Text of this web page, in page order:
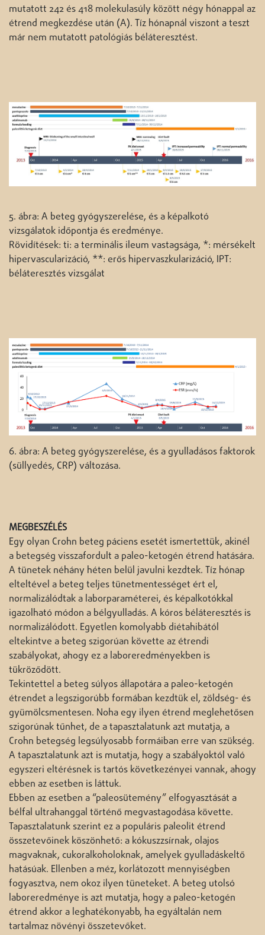
mutatott 242 és 418 molekulasúly között négy hónappal az
étrend megkezdése után (A). Tíz hónapnál viszont a teszt
már nem mutatott patológiás béláteresztést.
5. ábra: A beteg gyógyszerelése, és a képalkotó
vizsgálatok időpontja és eredménye.
Rövidítések: ti: a terminális ileum vastagsága, *: mérsékelt
hipervascularizáció, **: erős hipervaszkularizáció, IPT:
béláteresztés vizsgálat
6. ábra: A beteg gyógyszerelése, és a gyulladásos faktorok
(süllyedés, CRP) változása.
MEGBESZÉLÉS
Egy olyan Crohn beteg páciens esetét ismertettük, akinél
a betegség visszafordult a paleo-ketogén étrend hatására.
A tünetek néhány héten belül javulni kezdtek. Tíz hónap
elteltével a beteg teljes tünetmentességet ért el,
normalizálódtak a laborparaméterei, és képalkotókkal
igazolható módon a bélgyulladás. A kóros béláteresztés is
normalizálódott. Egyetlen komolyabb diétahibától
eltekintve a beteg szigorúan követte az étrendi
szabályokat, ahogy ez a laboreredményekben is
tükröződött.
Tekintettel a beteg súlyos állapotára a paleo-ketogén
étrendet a legszigorúbb formában kezdtük el, zöldség- és
gyümölcsmentesen. Noha egy ilyen étrend meglehetősen
szigorúnak tűnhet, de a tapasztalatunk azt mutatja, a
Crohn betegség legsúlyosabb formáiban erre van szükség.
A tapasztalatunk azt is mutatja, hogy a szabályoktól való
egyszeri eltérésnek is tartós következényei vannak, ahogy
ebben az esetben is láttuk.
Ebben az esetben a “paleosütemény” elfogyasztását a
bélfal ultrahanggal történő megvastagodása követte.
Tapasztalatunk szerint ez a populáris paleolit étrend
összetevőinek köszönhető: a kókuszzsírnak, olajos
magvaknak, cukoralkoholoknak, amelyek gyulladáskeltő
hatásúak. Ellenben a méz, korlátozott mennyiségben
fogyasztva, nem okoz ilyen tüneteket. A beteg utolsó
laboreredménye is azt mutatja, hogy a paleo-ketogén
étrend akkor a leghatékonyabb, ha egyáltalán nem
tartalmaz növényi összetevőket.